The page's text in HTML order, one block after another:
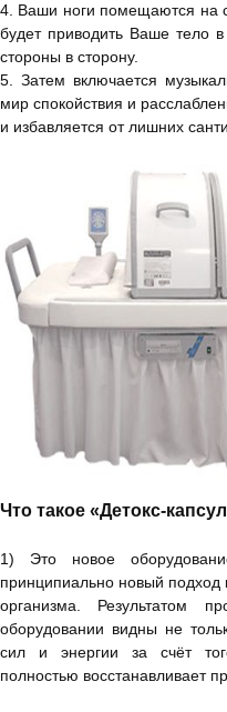
4. Ваши ноги помещаются на
будет приводить Ваше тело
стороны в сторону.
5. Затем включается
мир спокойствия и
и избавляется от лишних
Что такое «Детокс-
1) Это новое
принципиально новый
организма. Результатом
оборудовании видны не
сил и энергии за счёт
полностью восстанавливает